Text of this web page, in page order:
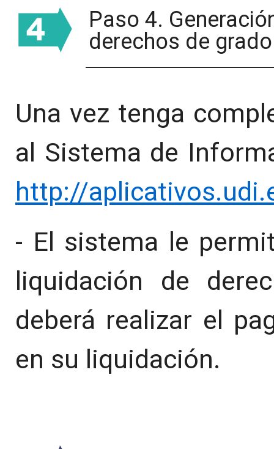
Paso 4.
derechos de grado
Una vez tenga
al Sistema de
http://
- El sistema le
liquidación de
deberá realizar el
en su liquidación.